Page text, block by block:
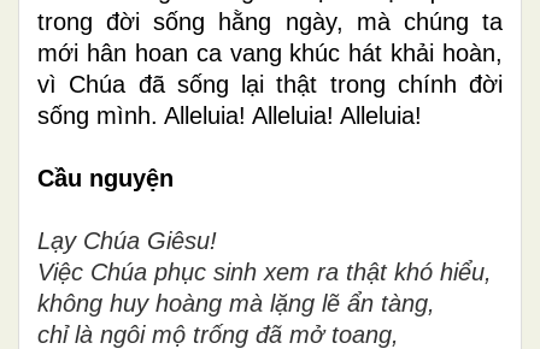
trong đời sống hằng ngày, mà chúng ta
mới hân hoan ca vang khúc hát khải hoàn,
vì Chúa đã sống lại thật trong chính đời
sống mình. Alleluia! Alleluia! Alleluia!
Cầu nguyện
Lạy Chúa Giêsu!
Việc Chúa phục sinh xem ra thật khó hiểu,
không huy hoàng mà lặng lẽ ẩn tàng,
chỉ là ngôi mộ trống đã mở toang,